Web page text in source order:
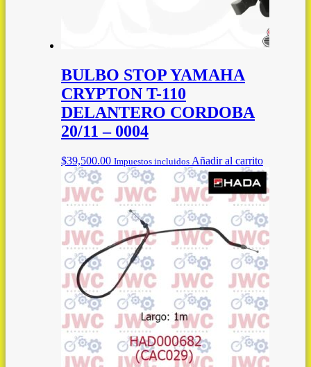
BULBO STOP YAMAHA
CRYPTON T-110
DELANTERO CORDOBA
20/11 – 0004
$39,500.00 Impuestos incluidos Añadir al carrito